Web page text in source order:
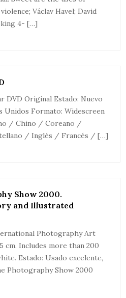
Václav Havel; David
4- […]
DVD Original Estado: Nuevo
Unidos Formato: Widescreen
/ Chino / Coreano /
/ Inglés / Francés / […]
Show 2000.
and Illustrated
Photography Art
cm. Includes more than 200
Estado: Usado excelente,
Photography Show 2000